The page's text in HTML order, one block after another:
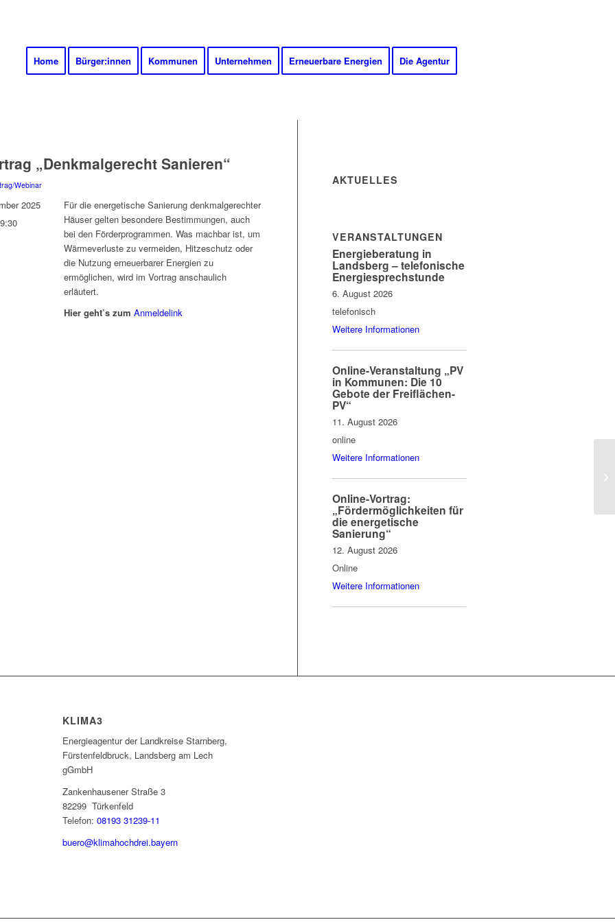
Home Bürger:innen Kommunen Unternehmen Erneuerbare Energien Die Agentur
„Denkmalgerecht Sanieren“
Webinar
2025
Für die energetische Sanierung denkmalgerechter
Häuser gelten besondere Bestimmungen, auch
bei den Förderprogrammen. Was machbar ist, um
Wärmeverluste zu vermeiden, Hitzeschutz oder
die Nutzung erneuerbarer Energien zu
ermöglichen, wird im Vortrag anschaulich
erläutert.
Hier geht’s zum Anmeldelink
AKTUELLES
VERANSTALTUNGEN
Energieberatung in
Landsberg – telefonische
Energiesprechstunde
6. August 2026
telefonisch
Weitere Informationen
Online-Veranstaltung „PV
in Kommunen: Die 10
Gebote der Freiflächen-
PV“
11. August 2026
online
Weitere Informationen
Online-Vortrag:
„Fördermöglichkeiten für
die energetische
Sanierung“
12. August 2026
Online
Weitere Informationen
KLIMA3
Energieagentur der Landkreise Starnberg,
Fürstenfeldbruck, Landsberg am Lech
gGmbH
Zankenhausener Straße 3
82299 Türkenfeld
Telefon: 08193 31239-11
buero@klimahochdrei.bayern